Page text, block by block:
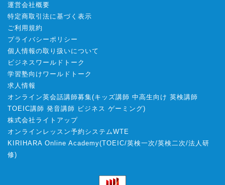
運営会社概要
特定商取引法に基づく表示
ご利用規約
プライバシーポリシー
個人情報の取り扱いについて
ビジネスワールドトーク
学習塾向けワールドトーク
求人情報
オンライン英会話講師募集(キッズ講師 中高生向け 英検講師
TOEIC講師 発音講師 ビジネス ゲーミング)
株式会社ライトアップ
オンラインレッスン予約システムWTE
KIRIHARA Online Academy(TOEIC/英検一次/英検二次/法人研
修)